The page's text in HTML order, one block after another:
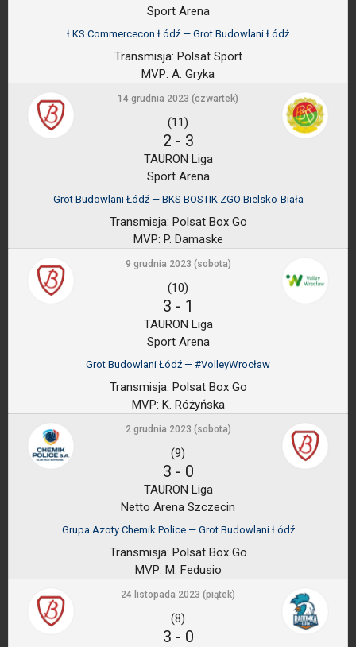
Sport Arena
ŁKS Commercecon Łódź — Grot Budowlani Łódź
Transmisja: Polsat Sport
MVP: A. Gryka
14 grudnia 2023 (czwartek)
(11)
2 - 3
TAURON Liga
Sport Arena
Grot Budowlani Łódź — BKS BOSTIK ZGO Bielsko-Biała
Transmisja: Polsat Box Go
MVP: P. Damaske
9 grudnia 2023 (sobota)
(10)
3 - 1
TAURON Liga
Sport Arena
Grot Budowlani Łódź — #VolleyWrocław
Transmisja: Polsat Box Go
MVP: K. Różyńska
2 grudnia 2023 (sobota)
(9)
3 - 0
TAURON Liga
Netto Arena Szczecin
Grupa Azoty Chemik Police — Grot Budowlani Łódź
Transmisja: Polsat Box Go
MVP: M. Fedusio
24 listopada 2023 (piątek)
(8)
3 - 0